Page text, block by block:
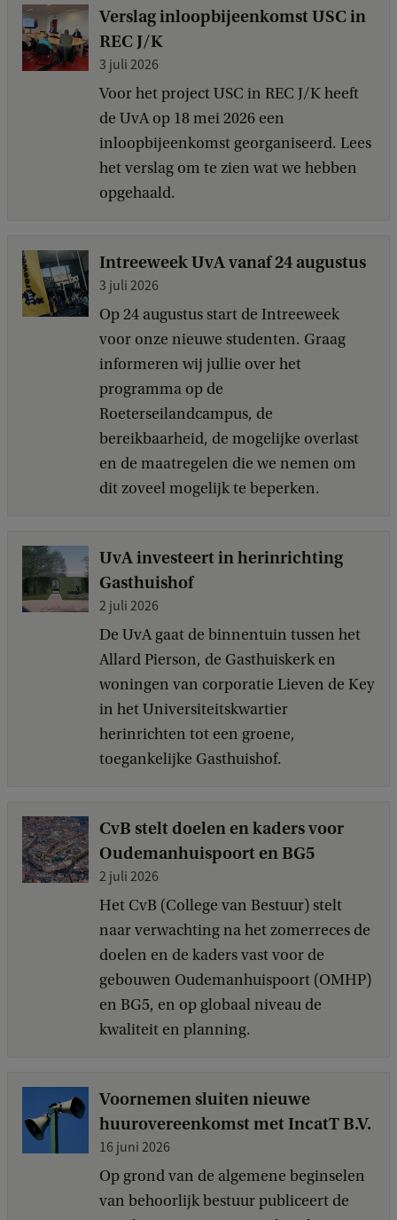
Verslag inloopbijeenkomst USC in
REC J/K
3 juli 2026
Voor het project USC in REC J/K heeft
de UvA op 18 mei 2026 een
inloopbijeenkomst georganiseerd. Lees
het verslag om te zien wat we hebben
opgehaald.
Intreeweek UvA vanaf 24 augustus
3 juli 2026
Op 24 augustus start de Intreeweek
voor onze nieuwe studenten. Graag
informeren wij jullie over het
programma op de
Roeterseilandcampus, de
bereikbaarheid, de mogelijke overlast
en de maatregelen die we nemen om
dit zoveel mogelijk te beperken.
UvA investeert in herinrichting
Gasthuishof
2 juli 2026
De UvA gaat de binnentuin tussen het
Allard Pierson, de Gasthuiskerk en
woningen van corporatie Lieven de Key
in het Universiteitskwartier
herinrichten tot een groene,
toegankelijke Gasthuishof.
​​CvB stelt doelen en kaders voor
Oudemanhuispoort en BG5
2 juli 2026
Het CvB (College van Bestuur) stelt
naar verwachting na het zomerreces de
doelen en de kaders vast voor de
gebouwen Oudemanhuispoort (OMHP)
en BG5, en op globaal niveau de
kwaliteit en planning.
Voornemen sluiten nieuwe
huurovereenkomst met IncatT B.V.
16 juni 2026
Op grond van de algemene beginselen
van behoorlijk bestuur publiceert de